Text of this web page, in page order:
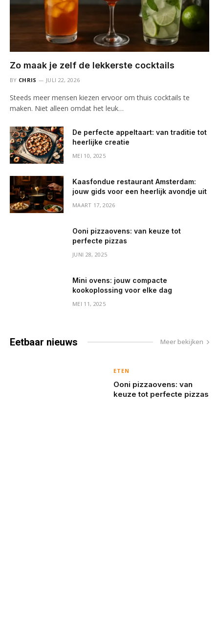
Zo maak je zelf de lekkerste cocktails
BY CHRIS JULI 22, 2026
Steeds meer mensen kiezen ervoor om thuis cocktails te
maken. Niet alleen omdat het leuk…
De perfecte appeltaart: van traditie tot
heerlijke creatie
MEI 10, 2025
Kaasfondue restaurant Amsterdam:
jouw gids voor een heerlijk avondje uit
MAART 17, 2026
Ooni pizzaovens: van keuze tot
perfecte pizzas
JUNI 28, 2025
Mini ovens: jouw compacte
kookoplossing voor elke dag
MEI 11, 2025
Eetbaar nieuws Meer bekijken
ETEN
Ooni pizzaovens: van
keuze tot perfecte pizzas